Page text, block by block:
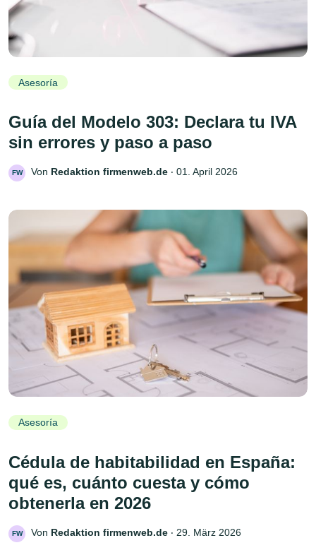
Asesoría
Guía del Modelo 303: Declara tu IVA
sin errores y paso a paso
FW Von Redaktion firmenweb.de ‧ 01. April 2026
Asesoría
Cédula de habitabilidad en España:
qué es, cuánto cuesta y cómo
obtenerla en 2026
FW Von Redaktion firmenweb.de ‧ 29. März 2026